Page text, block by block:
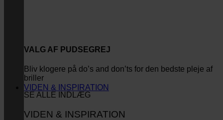
VALG AF PUDSEGREJ
Bliv klogere på do’s and don’ts for den bedste pleje af
briller
SE ALLE INDLÆG
VIDEN & INSPIRATION
VIDEN & INSPIRATION